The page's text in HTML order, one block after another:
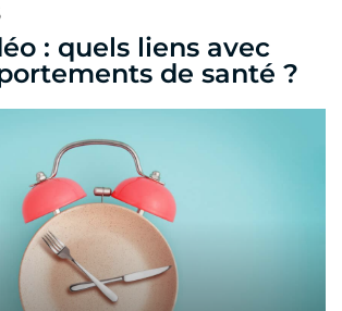
: quels liens avec
de santé ?